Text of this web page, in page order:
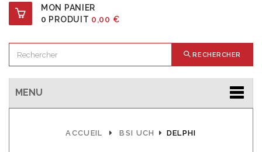
MON PANIER
0 PRODUIT 0,00 €
RECHERCHER
MENU
ACCUEIL BSI UCH DELPHI